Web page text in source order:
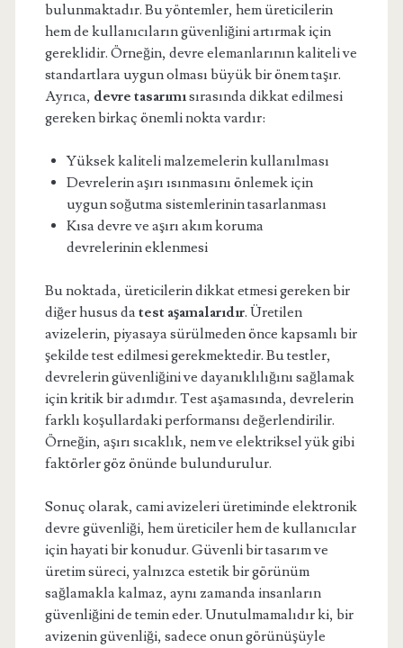
bulunmaktadır. Bu yöntemler, hem üreticilerin
hem de kullanıcıların güvenliğini artırmak için
gereklidir. Örneğin, devre elemanlarının kaliteli ve
standartlara uygun olması büyük bir önem taşır.
Ayrıca, devre tasarımısırasında dikkat edilmesi
gereken birkaç önemli nokta vardır:
Yüksek kaliteli malzemelerin kullanılması
Devrelerin aşırı ısınmasını önlemek için
uygun soğutma sistemlerinin tasarlanması
Kısa devre ve aşırı akım koruma
devrelerinin eklenmesi
Bu noktada, üreticilerin dikkat etmesi gereken bir
diğer husus datest aşamalarıdır. Üretilen
avizelerin, piyasaya sürülmeden önce kapsamlı bir
şekilde test edilmesi gerekmektedir. Bu testler,
devrelerin güvenliğini ve dayanıklılığını sağlamak
için kritik bir adımdır. Test aşamasında, devrelerin
farklı koşullardaki performansı değerlendirilir.
Örneğin, aşırı sıcaklık, nem ve elektriksel yük gibi
faktörler göz önünde bulundurulur.
Sonuç olarak, cami avizeleri üretiminde elektronik
devre güvenliği, hem üreticiler hem de kullanıcılar
için hayati bir konudur. Güvenli bir tasarım ve
üretim süreci, yalnızca estetik bir görünüm
sağlamakla kalmaz, aynı zamanda insanların
güvenliğini de temin eder. Unutulmamalıdır ki, bir
avizenin güvenliği, sadece onun görünüşüyle